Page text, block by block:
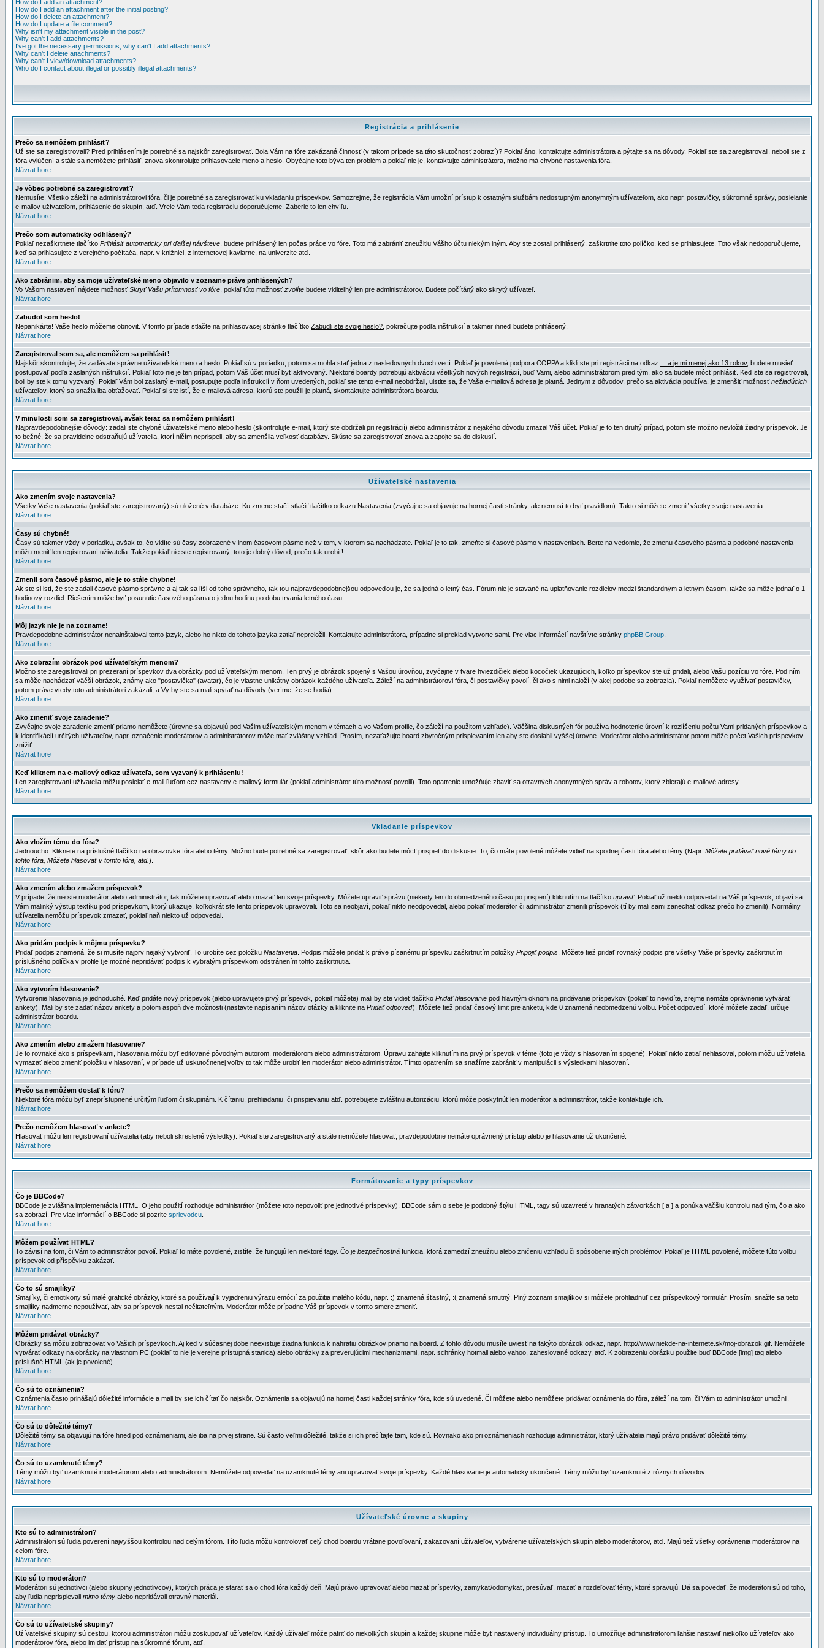
How do I add an attachment?
How do I add an attachment after the initial posting?
How do I delete an attachment?
How do I update a file comment?
Why isn't my attachment visible in the post?
Why can't I add attachments?
I've got the necessary permissions, why can't I add attachments?
Why can't I delete attachments?
Why can't I view/download attachments?
Who do I contact about illegal or possibly illegal attachments?
Registrácia a prihlásenie
Prečo sa nemôžem prihlásiť?
Už ste sa zaregistrovali? Pred prihlásením je potrebné sa najskôr zaregistrovať. Bola Vám na fóre zakázaná činnosť (v takom prípade sa táto skutočnosť zobrazí)? Pokiaľ áno, kontaktujte administrátora a pýtajte sa na dôvody. Pokiaľ ste sa zaregistrovali, neboli ste z
fóra vylúčení a stále sa nemôžete prihlásiť, znova skontrolujte prihlasovacie meno a heslo. Obyčajne toto býva ten problém a pokiaľ nie je, kontaktujte administrátora, možno má chybné nastavenia fóra.
Návrat hore
Je vôbec potrebné sa zaregistrovať?
Nemusíte. Všetko záleží na administrátorovi fóra, či je potrebné sa zaregistrovať ku vkladaniu príspevkov. Samozrejme, že registrácia Vám umožní prístup k ostatným službám nedostupným anonymným užívateľom, ako napr. postavičky, súkromné správy, posielanie
e-mailov užívateľom, prihlásenie do skupín, atď. Vrele Vám teda registráciu doporučujeme. Zaberie to len chvíľu.
Návrat hore
Prečo som automaticky odhlásený?
Pokiaľ nezaškrtnete tlačítko Prihlásiť automaticky pri ďalšej návšteve , budete prihlásený len počas práce vo fóre. Toto má zabrániť zneužitiu Vášho účtu niekým iným. Aby ste zostali prihlásený, zaškrtnite toto políčko, keď se prihlasujete. Toto však nedoporučujeme,
keď sa prihlasujete z verejného počítača, napr. v knižnici, z internetovej kaviarne, na univerzite atď.
Návrat hore
Ako zabránim, aby sa moje užívateľské meno objavilo v zozname práve prihlásených?
Vo Vašom nastavení nájdete možnosťSkryť Vašu prítomnosť vo fóre , pokiaľ túto možnosťzvolíte budete viditeľný len pre administrátorov. Budete počítáný ako skrytý užívateľ.
Návrat hore
Zabudol som heslo!
Nepanikárte! Vaše heslo môžeme obnovit. V tomto prípade stlačte na prihlasovacej stránke tlačítko Zabudli ste svoje heslo? , pokračujte podľa inštrukcií a takmer ihneď budete prihlásený.
Návrat hore
Zaregistroval som sa, ale nemôžem sa prihlásiť!
Najskôr skontrolujte, že zadávate správne užívateľské meno a heslo. Pokiaľ sú v poriadku, potom sa mohla stať jedna z nasledovných dvoch vecí. Pokiaľ je povolená podpora COPPA a klikli ste pri registrácii na odkaz
... a je mi menej ako 13 rokov, budete musieť
postupovať podľa zaslaných inštrukcií. Pokiaľ toto nie je ten prípad, potom Váš účet musí byť aktivovaný. Niektoré boardy potrebujú aktiváciu všetkých nových registrácií, buď Vami, alebo administrátorom pred tým, ako sa budete môcť prihlásiť. Keď ste sa registrovali,
boli by ste k tomu vyzvaný. Pokiaľ Vám bol zaslaný e-mail, postupujte podľa inštrukcií v ňom uvedených, pokiaľ ste tento e-mail neobdržali, uistite sa, že Vaša e-mailová adresa je platná. Jednym z dôvodov, prečo sa aktivácia používa, je zmenšiť možnosťnežiadúcich
užívateľov, ktorý sa snažia iba obťažovať. Pokiaľ si ste istí, že e-mailová adresa, ktorú ste použili je platná, skontaktujte administrátora boardu.
Návrat hore
V minulosti som sa zaregistroval, avšak teraz sa nemôžem prihlásiť!
Najpravdepodobnejšie dôvody: zadali ste chybné uživateľské meno alebo heslo (skontrolujte e-mail, ktorý ste obdržali pri registrácií) alebo administrátor z nejakého dôvodu zmazal Váš účet. Pokiaľ je to ten druhý prípad, potom ste možno nevložili žiadny príspevok. Je
to bežné, že sa pravidelne odstraňujú užívatelia, ktorí ničím neprispeli, aby sa zmenšila veľkosť databázy. Skúste sa zaregistrovať znova a zapojte sa do diskusií.
Návrat hore
Užívateľské nastavenia
Ako zmením svoje nastavenia?
Všetky Vaše nastavenia (pokiaľ ste zaregistrovaný) sú uložené v databáze. Ku zmene stačí stlačiť tlačítko odkazu Nastavenia (zvyčajne sa objavuje na hornej časti stránky, ale nemusí to byť pravidlom). Takto si môžete zmeniť všetky svoje nastavenia.
Návrat hore
Časy sú chybné!
Časy sú takmer vždy v poriadku, avšak to, čo vidíte sú časy zobrazené v inom časovom pásme než v tom, v ktorom sa nachádzate. Pokiaľ je to tak, zmeňte si časové pásmo v nastaveniach. Berte na vedomie, že zmenu časového pásma a podobné nastavenia
môžu meniť len registrovaní uživatelia. Takže pokiaľ nie ste registrovaný, toto je dobrý dôvod, prečo tak urobiť!
Návrat hore
Zmenil som časové pásmo, ale je to stále chybne!
Ak ste si istí, že ste zadali časové pásmo správne a aj tak sa líši od toho správneho, tak tou najpravdepodobnejšou odpoveďou je, že sa jedná o letný čas. Fórum nie je stavané na uplatňovanie rozdielov medzi štandardným a letným časom, takže sa môže jednať o 1
hodinový rozdiel. Riešením môže byť posunutie časového pásma o jednu hodinu po dobu trvania letného času.
Návrat hore
Môj jazyk nie je na zozname!
Pravdepodobne administrátor nenainštaloval tento jazyk, alebo ho nikto do tohoto jazyka zatiaľ nepreložil. Kontaktujte administrátora, prípadne si preklad vytvorte sami. Pre viac informácií navštívte stránky phpBB Group
Návrat hore
Ako zobrazím obrázok pod užívateľským menom?
Možno ste zaregistrovali pri prezeraní príspevkov dva obrázky pod užívateľským menom. Ten prvý je obrázok spojený s Vašou úrovňou, zvyčajne v tvare hviezdičiek alebo kocočiek ukazujúcich, koľko príspevkov ste už pridali, alebo Vašu pozíciu vo fóre. Pod ním
sa môže nachádzať väčší obrázok, známy ako "postavička" (avatar), čo je vlastne unikátny obrázok každého užívateľa. Záleží na administrátorovi fóra, či postavičky povolí, či ako s nimi naloží (v akej podobe sa zobrazia). Pokiaľ nemôžete využívať postavičky,
potom práve vtedy toto administrátori zakázali, a Vy by ste sa mali spýtať na dôvody (veríme, že se hodia).
Návrat hore
Ako zmeniť svoje zaradenie?
Zvyčajne svoje zaradenie zmeniť priamo nemôžete (úrovne sa objavujú pod Vašim užívateľským menom v témach a vo Vašom profile, čo záleží na použitom vzhľade). Väčšina diskusných fór používa hodnotenie úrovní k rozlíšeniu počtu Vami pridaných príspevkov a
k identifikácií určitých užívateľov, napr. označenie moderátorov a administrátorov môže mať zvláštny vzhľad. Prosím, nezaťažujte board zbytočným prispievaním len aby ste dosiahli vyššej úrovne. Moderátor alebo administrátor potom môže počet Vašich príspevkov
znížiť.
Návrat hore
Keď kliknem na e-mailový odkaz užívateľa, som vyzvaný k prihláseniu!
Len zaregistrovaní užívatelia môžu posielať e-mail ľuďom cez nastavený e-mailový formulár (pokiaľ administrátor túto možnosť povolil). Toto opatrenie umožňuje zbaviť sa otravných anonymných správ a robotov, ktorý zbierajú e-mailové adresy.
Návrat hore
Vkladanie príspevkov
Ako vložím tému do fóra?
Jednoucho. Kliknete na príslušné tlačítko na obrazovke fóra alebo témy. Možno bude potrebné sa zaregistrovať, skôr ako budete môcť prispieť do diskusie. To, čo máte povolené môžete vidieť na spodnej časti fóra alebo témy (Napr. Môžete pridávať nové témy do
tohto fóra, Môžete hlasovať v tomto fóre, atd.).
Návrat hore
Ako zmením alebo zmažem príspevok?
V prípade, že nie ste moderátor alebo administrátor, tak môžete upravovať alebo mazať len svoje príspevky. Môžete upraviť správu (niekedy len do obmedzeného času po prispení) kliknutím na tlačítko upraviť. Pokiaľ už niekto odpovedal na Váš príspevok, objaví sa
Vám malinký výstup textíku pod príspevkom, ktorý ukazuje, koľkokrát ste tento príspevok upravovali. Toto sa neobjaví, pokiaľ nikto neodpovedal, alebo pokiaľ moderátor či administrátor zmenili príspevok (tí by mali sami zanechať odkaz prečo ho zmenili). Normálny
užívatelia nemôžu príspevok zmazať, pokiaľ naň niekto už odpovedal.
Návrat hore
Ako pridám podpis k môjmu príspevku?
Pridať podpis znamená, že si musíte najprv nejaký vytvoriť. To urobíte cez položku Nastavenia . Podpis môžete pridať k práve písanému príspevku zaškrtnutím položky Pripojiť podpis . Môžete tiež pridať rovnaký podpis pre všetky Vaše príspevky zaškrtnutím
príslušného políčka v profile (je možné nepridávať podpis k vybratým príspevkom odstránením tohto zaškrtnutia.
Návrat hore
Ako vytvorím hlasovanie?
Vytvorenie hlasovania je jednoduché. Keď pridáte nový príspevok (alebo upravujete prvý príspevok, pokiaľ môžete) mali by ste vidieť tlačítko Pridať hlasovanie pod hlavným oknom na pridávanie príspevkov (pokiaľ to nevidíte, zrejme nemáte oprávnenie vytvárať
ankety). Mali by ste zadať názov ankety a potom aspoň dve možnosti (nastavte napísaním názov otázky a kliknite na Pridať odpoveď). Môžete tiež pridať časový limit pre anketu, kde 0 znamená neobmedzenú voľbu. Počet odpovedí, ktoré môžete zadať, určuje
administrátor boardu.
Návrat hore
Ako zmením alebo zmažem hlasovanie?
Je to rovnaké ako s príspevkami, hlasovania môžu byť editované pôvodným autorom, moderátorom alebo administrátorom. Úpravu zahájite kliknutím na prvý príspevok v téme (toto je vždy s hlasovaním spojené). Pokiaľ nikto zatiaľ nehlasoval, potom môžu užívatelia
vymazať alebo zmeniť položku v hlasovaní, v prípade už uskutočnenej voľby to tak môže urobiť len moderátor alebo administrátor. Tímto opatrením sa snažíme zabrániť v manipulácii s výsledkami hlasovaní.
Návrat hore
Prečo sa nemôžem dostať k fóru?
Niektoré fóra môžu byť zneprístupnené určitým ľuďom či skupinám. K čítaniu, prehliadaniu, či prispievaniu atď. potrebujete zvláštnu autorizáciu, ktorú môže poskytnúť len moderátor a administrátor, takže kontaktujte ich.
Návrat hore
Prečo nemôžem hlasovať v ankete?
Hlasovať môžu len registrovaní užívatelia (aby neboli skreslené výsledky). Pokiaľ ste zaregistrovaný a stále nemôžete hlasovať, pravdepodobne nemáte oprávnený prístup alebo je hlasovanie už ukončené.
Návrat hore
Formátovanie a typy príspevkov
Čo je BBCode?
BBCode je zvláštna implementácia HTML. O jeho použití rozhoduje administrátor (môžete toto nepovoliť pre jednotlivé príspevky). BBCode sám o sebe je podobný štýlu HTML, tagy sú uzavreté v hranatých zátvorkách [ a ] a ponúka väčšiu kontrolu nad tým, čo a ako
sa zobrazí. Pre viac informácií o BBCode si pozrite sprievodcu
Návrat hore
Môžem používať HTML?
To závisí na tom, či Vám to administrátor povolí. Pokiaľ to máte povolené, zistíte, že fungujú len niektoré tagy. Čo je bezpečnostná funkcia, ktorá zamedzí zneužitiu alebo zničeniu vzhľadu či spôsobenie iných problémov. Pokiaľ je HTML povolené, môžete túto voľbu
príspevok od příspěvku zakázať.
Návrat hore
Čo to sú smajlíky?
Smajlíky, či emotikony sú malé grafické obrázky, ktoré sa používají k vyjadreniu výrazu emócií za použitia malého kódu, napr. :) znamená šťastný, :( znamená smutný. Plný zoznam smajlíkov si môžete prohliadnuť cez príspevkový formulár. Prosím, snažte sa tieto
smajlíky nadmerne nepoužívať, aby sa príspevok nestal nečitateľným. Moderátor môže prípadne Váš príspevok v tomto smere zmeniť.
Návrat hore
Môžem pridávať obrázky?
Obrázky sa môžu zobrazovať vo Vašich príspevkoch. Aj keď v súčasnej dobe neexistuje žiadna funkcia k nahratiu obrázkov priamo na board. Z tohto dôvodu musíte uviesť na takýto obrázok odkaz, napr. http://www.niekde-na-internete.sk/moj-obrazok.gif. Nemôžete
vytvárať odkazy na obrázky na vlastnom PC (pokiaľ to nie je verejne prístupná stanica) alebo obrázky za preverujúcimi mechanizmami, napr. schránky hotmail alebo yahoo, zaheslované odkazy, atď. K zobrazeniu obrázku použite buď BBCode [img] tag alebo
príslušné HTML (ak je povolené).
Návrat hore
Čo sú to oznámenia?
Oznámenia často prinášajú dôležité informácie a mali by ste ich čítať čo najskôr. Oznámenia sa objavujú na hornej časti každej stránky fóra, kde sú uvedené. Či môžete alebo nemôžete pridávať oznámenia do fóra, záleží na tom, či Vám to administrátor umožnil.
Návrat hore
Čo sú to dôležité témy?
Dôležité témy sa objavujú na fóre hned pod oznámeniami, ale iba na prvej strane. Sú často veľmi dôležité, takže si ich prečítajte tam, kde sú. Rovnako ako pri oznámeniach rozhoduje administrátor, ktorý užívatelia majú právo pridávať dôležité témy.
Návrat hore
Čo sú to uzamknuté témy?
Témy môžu byť uzamknuté moderátorom alebo administrátorom. Nemôžete odpovedať na uzamknuté témy ani upravovať svoje príspevky. Každé hlasovanie je automaticky ukončené. Témy môžu byť uzamknuté z rôznych dôvodov.
Návrat hore
Užívateľské úrovne a skupiny
Kto sú to administrátori?
Administrátori sú ľudia poverení najvyššou kontrolou nad celým fórom. Títo ľudia môžu kontrolovať celý chod boardu vrátane povoľovaní, zakazovaní užívateľov, vytvárenie užívateľských skupín alebo moderátorov, atď. Majú tiež všetky oprávnenia moderátorov na
celom fóre.
Návrat hore
Kto sú to moderátori?
Moderátori sú jednotlivci (alebo skupiny jednotlivcov), ktorých práca je starať sa o chod fóra každý deň. Majú právo upravovať alebo mazať príspevky, zamykať/odomykať, presúvať, mazať a rozdeľovať témy, ktoré spravujú. Dá sa povedať, že moderátori sú od toho,
aby ľudia neprispievali mimo témy alebo nepridávali otravný materiál.
Návrat hore
Čo sú to užívateťské skupiny?
Užívateľské skupiny sú cestou, ktorou administrátori môžu zoskupovať užívateľov. Každý užívateľ môže patriť do niekoľkých skupín a každej skupine môže byť nastavený individuálny prístup. To umožňuje administrátorom ľahšie nastaviť niekoľko užívateľov ako
moderátorov fóra, alebo im dať prístup na súkromné fórum, atď.